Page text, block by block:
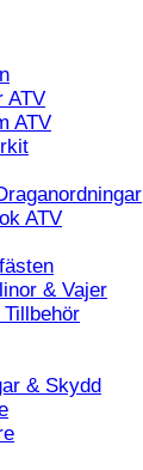
ATV
ATV
ATV
& Vajer
& Skydd